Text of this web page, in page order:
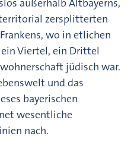
außerhalb Altbayerns,
zersplitterten
wo in etlichen
Viertel, ein Drittel
jüdisch war.
und das
bayerischen
wesentliche
nach.